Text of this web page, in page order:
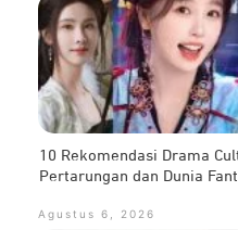
10 Rekomendasi Drama
Pertarungan dan Dunia
Agustus 6, 2026